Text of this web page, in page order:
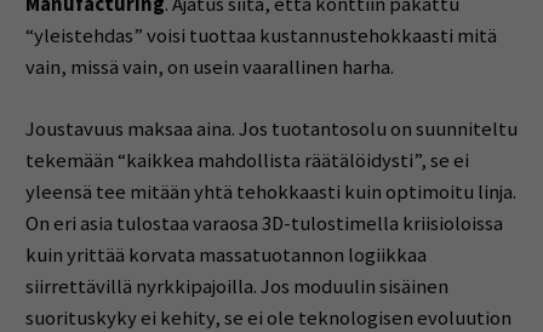
“yleistehdas” voisi tuottaa kustannustehokkaasti mitä
vain, missä vain, on usein vaarallinen harha.
Joustavuus maksaa aina. Jos tuotantosolu on suunniteltu
tekemään “kaikkea mahdollista räätälöidysti”, se ei
yleensä tee mitään yhtä tehokkaasti kuin optimoitu linja.
On eri asia tulostaa varaosa 3D-tulostimella kriisioloissa
kuin yrittää korvata massatuotannon logiikkaa
siirrettävillä nyrkkipajoilla. Jos moduulin sisäinen
suorituskyky ei kehity, se ei ole teknologisen evoluution